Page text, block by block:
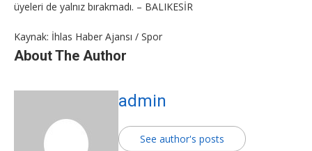
üyeleri de yalnız bırakmadı. – BALIKESİR
Kaynak: İhlas Haber Ajansı / Spor
About The Author
admin
See author's posts